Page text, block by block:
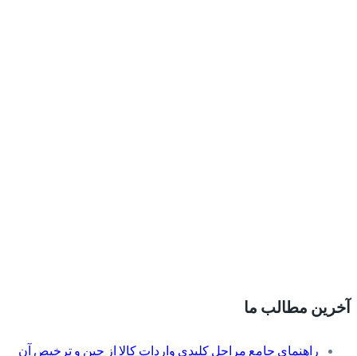
آخرین مطالب ما
راهنمای جامع مراحل کلیدی واردات کالا از چین و ترخیص آن